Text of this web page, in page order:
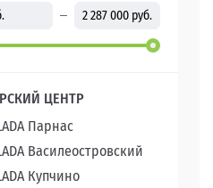
ЦЕНТР
Парнас
Василеостровский
Купчино